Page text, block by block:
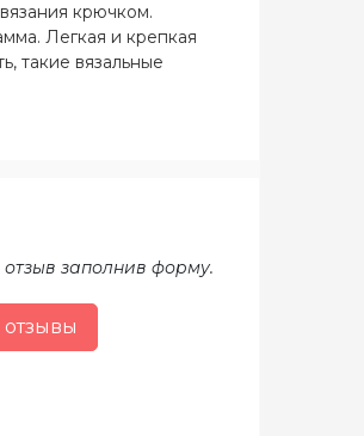
крючком.
Легкая и крепкая
такие вязальные
заполнив форму.
отзывы